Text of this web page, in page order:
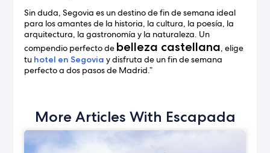
Sin duda, Segovia es un destino de fin de semana ideal
para los amantes de la historia, la cultura, la poesía, la
arquitectura, la gastronomía y la naturaleza. Un
compendio perfecto de belleza castellana, elige
tu hotel en Segovia y disfruta de un fin de semana
perfecto a dos pasos de Madrid.”
More Articles With Escapada